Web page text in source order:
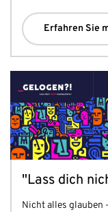
Erfahren Sie
"Lass dich
Nicht alles glauben